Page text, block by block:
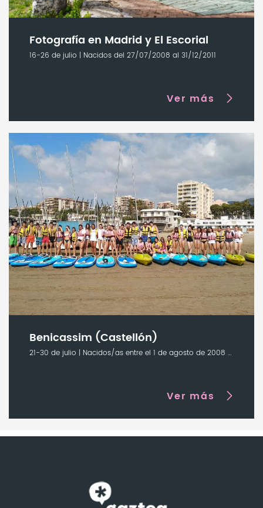
Fotografía en Madrid y El Escorial
16-26 de julio | Nacidos del 27/07/2008 al 31/12/2011
Ver más
Benicassim (Castellón)
21-30 de julio | Nacidos/as entre el 1 de agosto de 2008 y 31 de diciembre de 2010
Ver más